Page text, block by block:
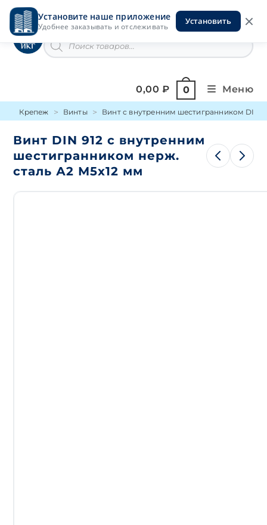
Установите наше приложение
Удобнее заказывать и отслеживать
Установить
Перейти
содержимомуИнструменты на Горской
товаров
0,00₽ 0 Меню
Крепеж Винты Винт с внутренним шестигранником DIN
Винт DIN 912 с внутренним
шестигранником нерж.
сталь А2 М5х12 мм